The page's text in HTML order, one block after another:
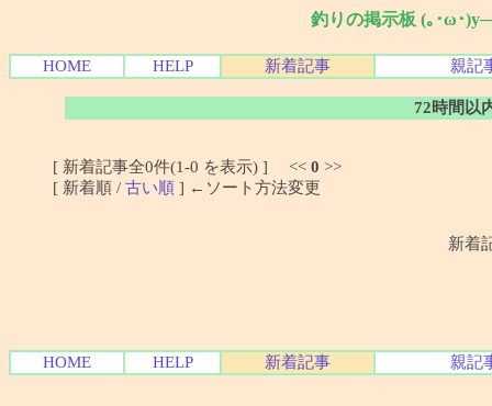
釣りの掲示板 (｡･ω･
HOME HELP 新着記事 親記
72時間以
[ 新着記事全0件(1-0 を表示) ] << 0 >>
[ 新着順 / 古い順 ] ←ソート方法変更
新着
HOME HELP 新着記事 親記